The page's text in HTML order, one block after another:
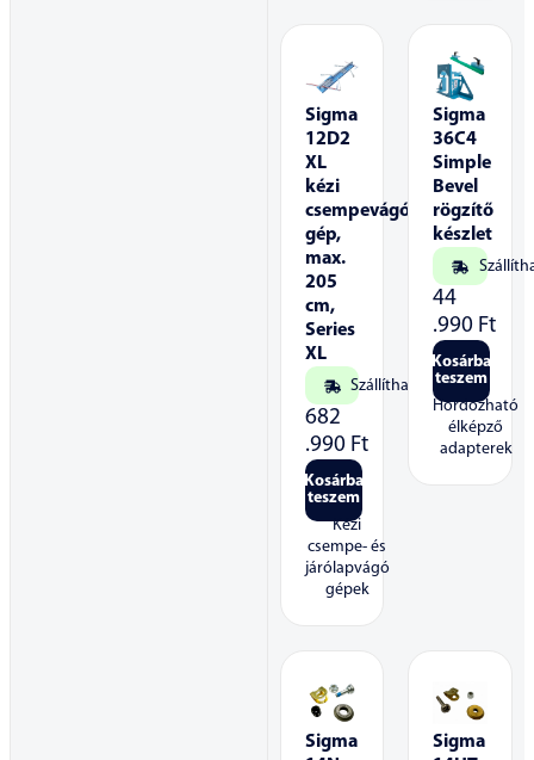
Sigma
12D2
XL
kézi
csempevágó
gép,
max.
205
cm,
Series
XL
Szállítható
682
.990 Ft
Kosárba
teszem
Kézi
csempe- és
járólapvágó
gépek
Sigma
36C4
Simple
Bevel
rögzítő
készlet
44
.990 Ft
Kosárba
teszem
Hordozható
élképző
adapterek
Sigma
Sigma